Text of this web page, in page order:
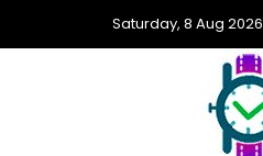
Saturday, 8 Aug 2026